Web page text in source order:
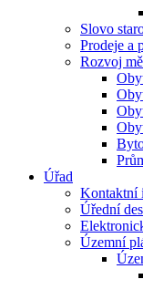
Slovo
Prodeje a
Rozvoj
Úřad
Kontaktní
Úřední
Územní